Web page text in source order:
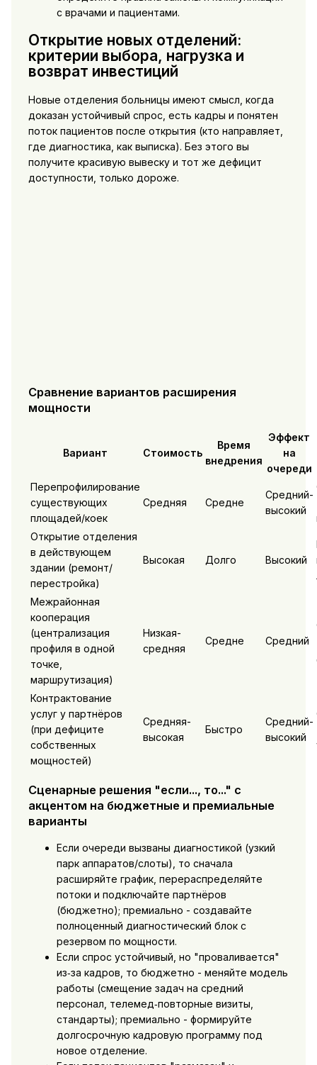
с врачами и пациентами.
Открытие новых отделений:
критерии выбора, нагрузка и
возврат инвестиций
Новые отделения больницы имеют смысл, когда
доказан устойчивый спрос, есть кадры и понятен
поток пациентов после открытия (кто направляет,
где диагностика, как выписка). Без этого вы
получите красивую вывеску и тот же дефицит
доступности, только дороже.
Сравнение вариантов расширения
мощности
Вариант Стоимость
Время
внедрения
Эффект
на
очереди
Перепрофилирование
существующих
площадей/коек
Средняя Средне
Средний-
высокий
Открытие отделения
в действующем
здании (ремонт/
перестройка)
Высокая Долго Высокий
Межрайонная
кооперация
(централизация
профиля в одной
точке,
маршрутизация)
Низкая-
средняя
Средне Средний
Контрактование
услуг у партнёров
(при дефиците
собственных
мощностей)
Средняя-
высокая
Быстро
Средний-
высокий
Сценарные решения "если..., то..." с
акцентом на бюджетные и премиальные
варианты
Если очереди вызваны диагностикой (узкий
парк аппаратов/слоты), то сначала
расширяйте график, перераспределяйте
потоки и подключайте партнёров
(бюджетно); премиально - создавайте
полноценный диагностический блок с
резервом по мощности.
Если спрос устойчивый, но "проваливается"
из‑за кадров, то бюджетно - меняйте модель
работы (смещение задач на средний
персонал, телемед‑повторные визиты,
стандарты); премиально - формируйте
долгосрочную кадровую программу под
новое отделение.